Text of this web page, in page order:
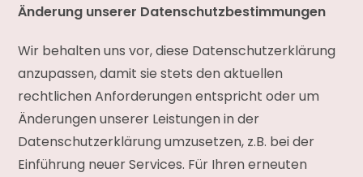
Änderung unserer Datenschutzbestimmungen
Wir behalten uns vor, diese Datenschutzerklärung
anzupassen, damit sie stets den aktuellen
rechtlichen Anforderungen entspricht oder um
Änderungen unserer Leistungen in der
Datenschutzerklärung umzusetzen, z.B. bei der
Einführung neuer Services. Für Ihren erneuten